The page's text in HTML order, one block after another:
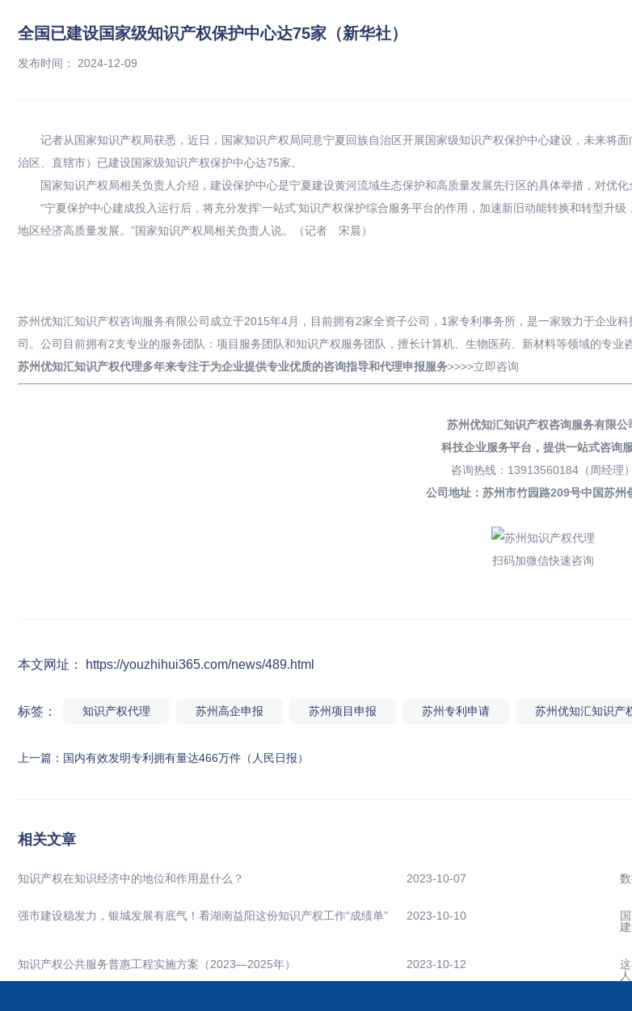
全国已建设国家级知识产权保护中心达75家（新华社）
发布时间： 2024-12-09
记者从国家知识产权局获悉，近日，国家知识产权局同意宁夏回族自治区开展国家级知识产权保护中心建设，未来将
治区、直辖市）已建设国家级知识产权保护中心达75家。
国家知识产权局相关负责人介绍，建设保护中心是宁夏建设黄河流域生态保护和高质量发展先行区的具体举措，对优
“宁夏保护中心建成投入运行后，将充分发挥‘一站式’知识产权保护综合服务平台的作用，加速新旧动能转换和转型
地区经济高质量发展。”国家知识产权局相关负责人说。（记者 宋晨）
苏州优知汇知识产权咨询服务有限公司成立于2015年4月，目前拥有2家全资子公司，1家专利事务所，是一家致力于企业
司。公司目前拥有2支专业的服务团队：项目服务团队和知识产权服务团队，擅长计算机、生物医药、新材料等领域的专业
苏州优知汇知识产权代理多年来专注于为企业提供专业优质的咨询指导和代理申报服务>>>>立即咨询
苏州优知汇知识产权咨询服务有限公
科技企业服务平台， 提供一站式咨询
咨询热线：13913560184（周经理）
公司地址：苏州市竹园路209号中国苏州
扫码加微信快速咨询
本文网址： https://youzhihui365.com/news/489.html
标签： 知识产权代理 苏州高企申报 苏州项目申报 苏州专利申请 苏州优知汇知识产
上一篇： 国内有效发明专利拥有量达466万件（人民日报）
相关文章
2023-10-07
知识产权在知识经济中的地位和作用是什么？
2023-10-10
强市建设稳发力，银城发展有底气！看湖南益阳这份知识产权工作“成绩单”
2023-10-12
知识产权公共服务普惠工程实施方案（2023—2025年）
人